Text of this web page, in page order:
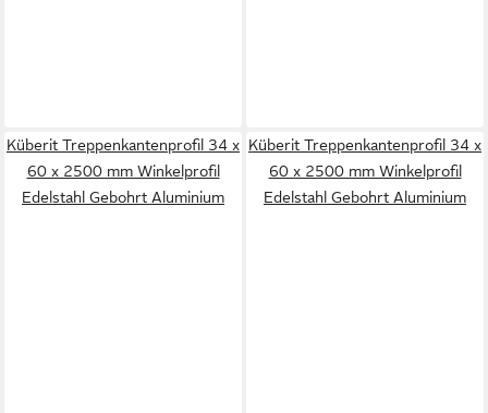
Küberit Treppenkantenprofil 34 x
60 x 2500 mm Winkelprofil
Edelstahl Gebohrt Aluminium
Küberit Treppenkantenprofil 34 x
60 x 2500 mm Winkelprofil
Edelstahl Gebohrt Aluminium